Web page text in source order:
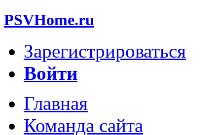
PSVHome.ru
Зарегистрироваться
Войти
Главная
Команда сайта